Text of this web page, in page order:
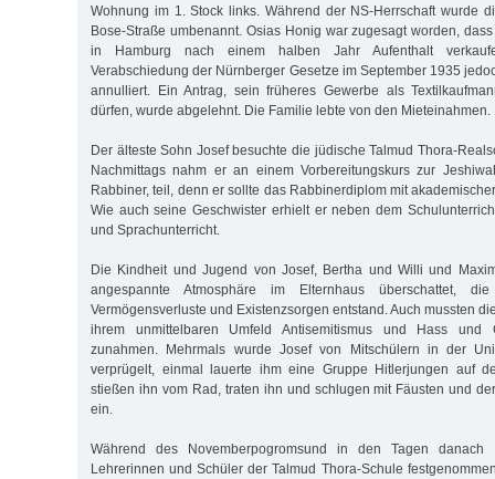
Wohnung im 1. Stock links. Während der NS-Herrschaft wurde
Bose-Straße umbenannt. Osias Honig war zugesagt worden,
in Hamburg nach einem halben Jahr Aufenthalt
Verabschiedung der Nürnberger Gesetze im September 1935
annulliert. Ein Antrag, sein früheres Gewerbe als
dürfen, wurde abgelehnt. Die Familie lebte von den Mieteinahmen.
Der älteste Sohn Josef besuchte die jüdische Talmud Thora-
Nachmittags nahm er an einem Vorbereitungskurs zur
Rabbiner, teil, denn er sollte das Rabbinerdiplom mit
Wie auch seine Geschwister erhielt er neben dem
und Sprachunterricht.
Die Kindheit und Jugend von Josef, Bertha und Willi und
angespannte Atmosphäre im Elternhaus überschattet,
Vermögensverluste und Existenzsorgen entstand. Auch mussten
ihrem unmittelbaren Umfeld Antisemitismus und Hass und
zunahmen. Mehrmals wurde Josef von Mitschülern in der
verprügelt, einmal lauerte ihm eine Gruppe Hitlerjungen auf
stießen ihn vom Rad, traten ihn und schlugen mit Fäusten und
ein.
Während des Novemberpogromsund in den Tagen danach
Lehrerinnen und Schüler der Talmud Thora-Schule